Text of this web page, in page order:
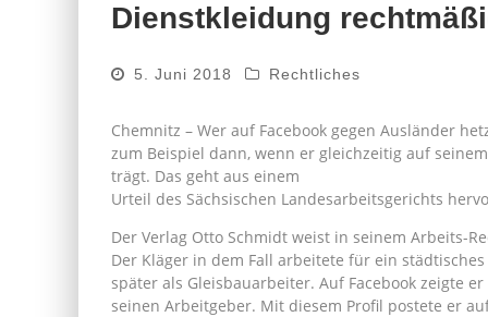
Dienstkleidung
5. Juni 2018 Rechtliches
Chemnitz – Wer auf Facebook gegen Ausländer
zum Beispiel dann, wenn er gleichzeitig auf
trägt. Das geht aus einem
Urteil des Sächsischen Landesarbeitsgerichts
Der Verlag Otto Schmidt weist in seinem Arbeits-
Der Kläger in dem Fall arbeitete für ein
später als Gleisbauarbeiter. Auf Facebook zeigte
seinen Arbeitgeber. Mit diesem Profil postete er